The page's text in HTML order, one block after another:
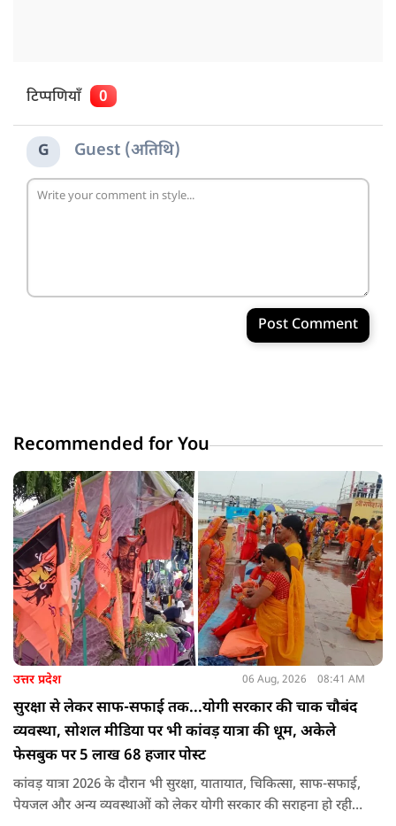
टिप्पणियाँ 0
G Guest (अतिथि)
Post Comment
Recommended for You
उत्तर प्रदेश 06 Aug, 2026 08:41 AM
सुरक्षा से लेकर साफ-सफाई तक...योगी सरकार की चाक चौबंद
व्यवस्था, सोशल मीडिया पर भी कांवड़ यात्रा की धूम, अकेले
फेसबुक पर 5 लाख 68 हजार पोस्ट
कांवड़ यात्रा 2026 के दौरान भी सुरक्षा, यातायात, चिकित्सा, साफ-सफाई,
पेयजल और अन्य व्यवस्थाओं को लेकर योगी सरकार की सराहना हो रही